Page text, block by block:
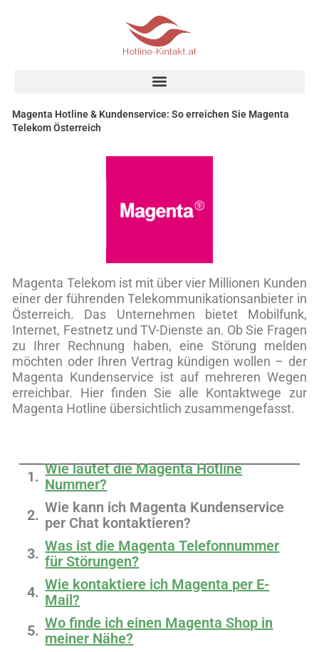
Magenta Hotline & Kundenservice: So erreichen Sie Magenta
Telekom Österreich
Magenta Telekom ist mit über vier Millionen Kunden
einer der führenden Telekommunikationsanbieter in
Österreich. Das Unternehmen bietet Mobilfunk,
Internet, Festnetz und TV-Dienste an. Ob Sie Fragen
zu Ihrer Rechnung haben, eine Störung melden
möchten oder Ihren Vertrag kündigen wollen – der
Magenta Kundenservice ist auf mehreren Wegen
erreichbar. Hier finden Sie alle Kontaktwege zur
Magenta Hotline übersichtlich zusammengefasst.
Wie lautet die Magenta Hotline
Nummer?
Wie kann ich Magenta Kundenservice
per Chat kontaktieren?
Was ist die Magenta Telefonnummer
für Störungen?
Wie kontaktiere ich Magenta per E-
Mail?
Wo finde ich einen Magenta Shop in
meiner Nähe?